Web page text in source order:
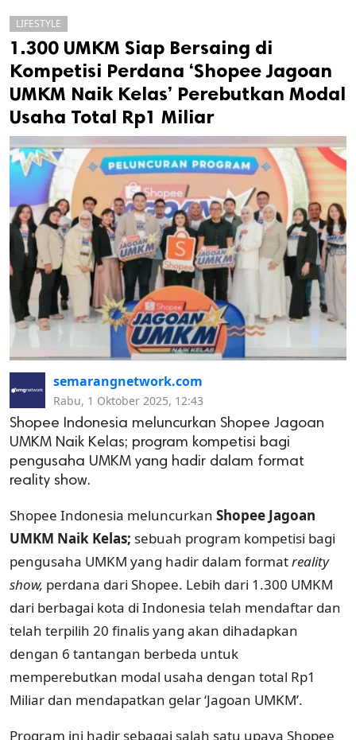
cipta.
LIFESTYLE
1.300 UMKM Siap Bersaing di
Kompetisi Perdana ‘Shopee Jagoan
UMKM Naik Kelas’ Perebutkan Modal
Usaha Total Rp1 Miliar
semarangnetwork.com
Rabu, 1 Oktober 2025, 12:43
Shopee Indonesia meluncurkan Shopee Jagoan
UMKM Naik Kelas; program kompetisi bagi
pengusaha UMKM yang hadir dalam format
reality show.
Shopee Indonesia meluncurkan Shopee Jagoan
UMKM Naik Kelas; sebuah program kompetisi bagi
pengusaha UMKM yang hadir dalam formatreality
show, perdana dari Shopee. Lebih dari 1.300 UMKM
dari berbagai kota di Indonesia telah mendaftar dan
telah terpilih 20 finalis yang akan dihadapkan
dengan 6 tantangan berbeda untuk
memperebutkan modal usaha dengan total Rp1
Miliar dan mendapatkan gelar ‘Jagoan UMKM’.
Program ini hadir sebagai salah satu upaya Shopee